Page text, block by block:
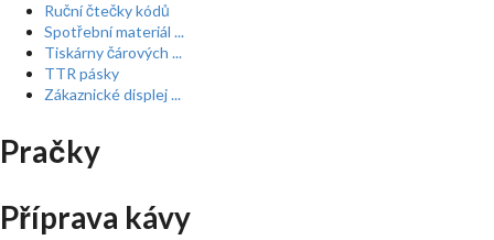
Ruční čtečky kódů
Spotřební materiál ...
Tiskárny čárových ...
TTR pásky
Zákaznické displej ...
Pračky
Příprava kávy